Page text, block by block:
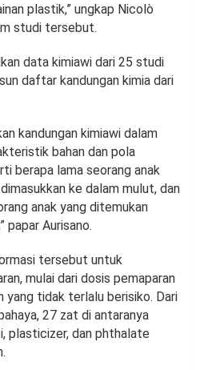
plastik,” ungkap Nicolò
studi tersebut.
data kimiawi dari 25 studi
daftar kandungan kimia dari
kandungan kimiawi dalam
bahan dan pola
berapa lama seorang anak
ke dalam mulut, dan
anak yang ditemukan
papar Aurisano.
tersebut untuk
mulai dari dosis pemaparan
yang tidak terlalu berisiko. Dari
27 zat di antaranya
plasticizer, dan phthalate